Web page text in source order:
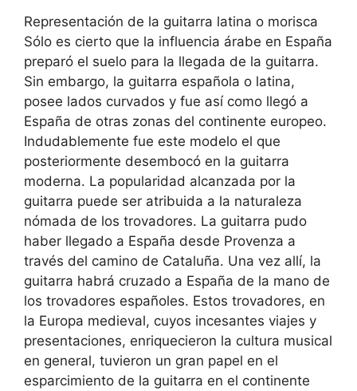
Representación de la guitarra latina o morisca
Sólo es cierto que la influencia árabe en España
preparó el suelo para la llegada de la guitarra.
Sin embargo, la guitarra española o latina,
posee lados curvados y fue así como llegó a
España de otras zonas del continente europeo.
Indudablemente fue este modelo el que
posteriormente desembocó en la guitarra
moderna. La popularidad alcanzada por la
guitarra puede ser atribuida a la naturaleza
nómada de los trovadores. La guitarra pudo
haber llegado a España desde Provenza a
través del camino de Cataluña. Una vez allí, la
guitarra habrá cruzado a España de la mano de
los trovadores españoles. Estos trovadores, en
la Europa medieval, cuyos incesantes viajes y
presentaciones, enriquecieron la cultura musical
en general, tuvieron un gran papel en el
esparcimiento de la guitarra en el continente